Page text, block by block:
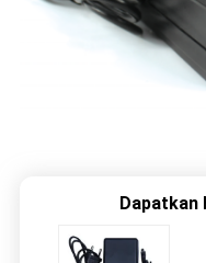
Dapatkan